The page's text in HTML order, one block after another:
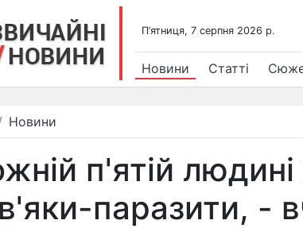
П’ятниця, 7 серпня 2026 р.
Новини Статті
Новини
п'ятій
паразити, -